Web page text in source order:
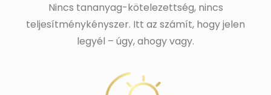
Nincs tananyag-kötelezettség, nincs
teljesítménykényszer. Itt az számít, hogy jelen
legyél – úgy, ahogy vagy.